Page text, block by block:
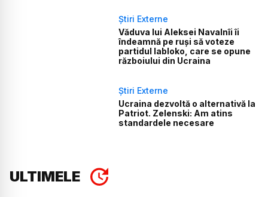
Știri Externe
Văduva lui Aleksei Navalnîi îi
îndeamnă pe ruși să voteze
partidul Iabloko, care se opune
războiului din Ucraina
Știri Externe
Ucraina dezvoltă o alternativă la
Patriot. Zelenski: Am atins
standardele necesare
ULTIMELE